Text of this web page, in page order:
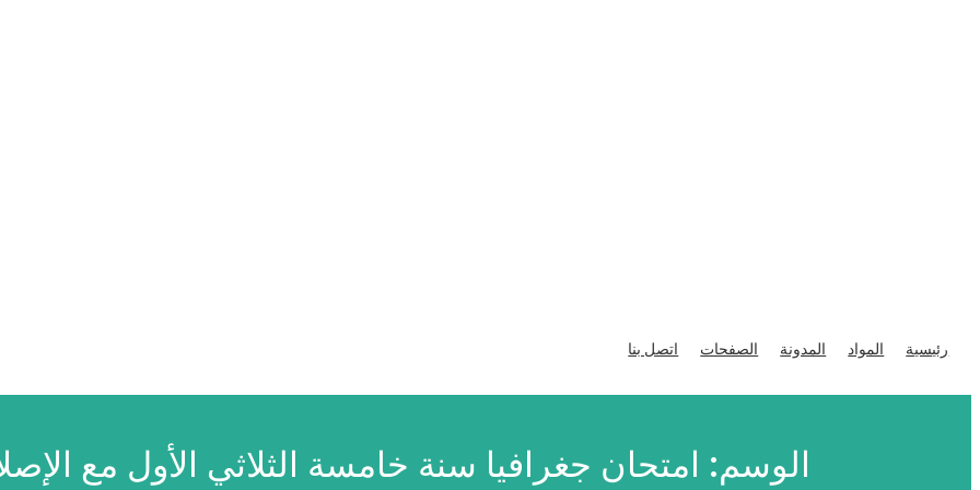
رئيسية المواد المدونة الصفحات اتصل بنا
الوسم: امتحان جغرافيا سنة خامسة الثلاثي الأول مع